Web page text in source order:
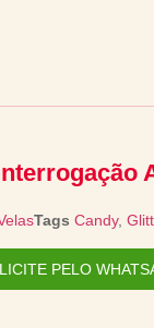
Tags Candy,
PELO